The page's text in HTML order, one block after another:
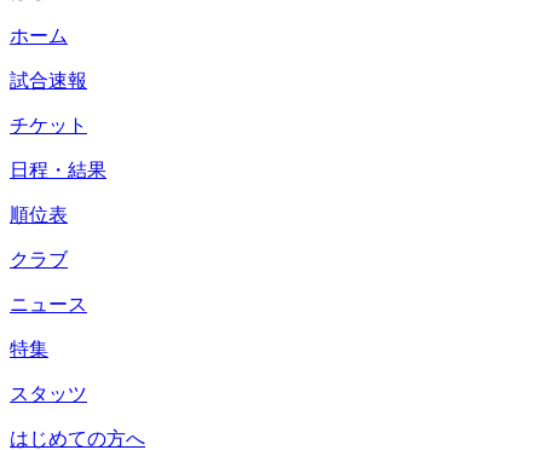
ホーム
試合速報
チケット
日程・結果
順位表
クラブ
ニュース
特集
スタッツ
はじめての方へ